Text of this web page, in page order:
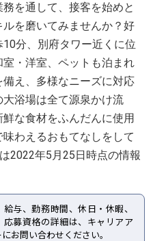
を通して、接客を始めと
を磨いてみませんか？好
分、別府タワー近くに位
・洋室、ペットも泊まれ
え、多様なニーズに対応
大浴場は全て源泉かけ流
な食材をふんだんに使用
わえるおもてなしをして
2022年5月25日時点の情報
給与、勤務時間、休日・休暇、
応募資格の詳細は、キャリアア
にお問い合わせください。